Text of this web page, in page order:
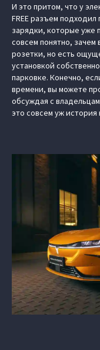
И это притом, что у
FREE разъем
зарядки, которые уже
совсем понятно, зачем
розетки, но есть
установкой
парковке. Конечно,
времени, вы можете
обсуждая с
это совсем уж история